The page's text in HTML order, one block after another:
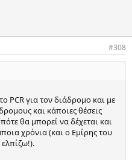
#308
PCR για τον διάδρομο και με
και κάποιες θέσεις
θα μπορεί να δέχεται και
χρόνια (και ο Εμίρης του